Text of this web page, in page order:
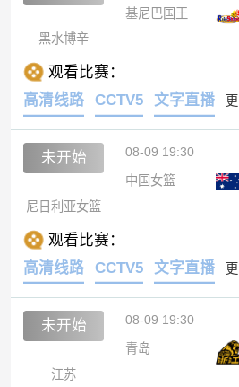
基尼巴国王
黑水博辛
观看比赛：
高清线路
CCTV5 文字直播
未开始 08-09 19:30
中国女篮
尼日利亚女篮
观看比赛：
高清线路
CCTV5 文字直播
未开始 08-09 19:30
青岛
江苏